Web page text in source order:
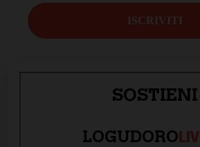
SOSTIENI
LOGUDORO